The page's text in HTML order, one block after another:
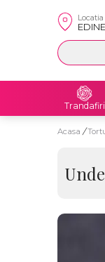
Trandafiri
Acasa /